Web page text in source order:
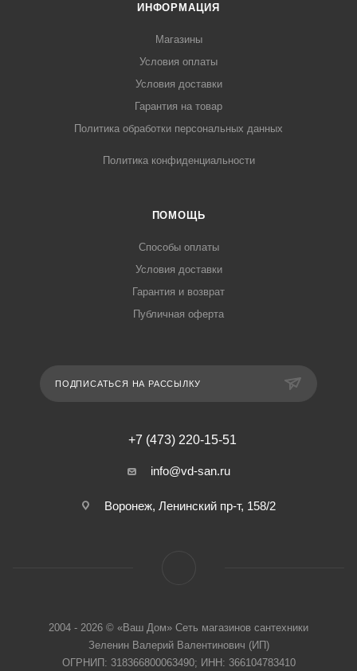
ИНФОРМАЦИЯ
Магазины
Условия оплаты
Условия доставки
Гарантия на товар
Политика обработки персональных данных
Политика конфиденциальности
ПОМОЩЬ
Способы оплаты
Условия доставки
Гарантия и возврат
Публичная оферта
ПОДПИСАТЬСЯ НА РАССЫЛКУ
+7 (473) 220-15-51
info@vd-san.ru
Воронеж, Ленинский пр-т, 158/2
2004 - 2026 © «Ваш Дом» Сеть магазинов сантехники
Зеленин Валерий Валентинович (ИП)
ОГРНИП: 318366800063490; ИНН: 366104783410